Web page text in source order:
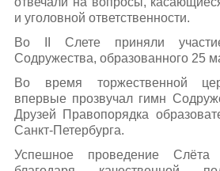
и уголовной ответственности.
Во II Слете приняли
Содружества, образованного 25
Во время торжественной
впервые прозвучал гимн
Друзей Правопорядка
Санкт-Петербурга.
Успешное проведение Слёта